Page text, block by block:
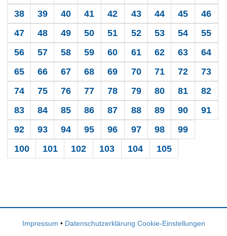
38
39 40 41 42 43 44 45
46
47
48 49 50 51 52 53 54
55
56
57 58 59 60 61 62 63
64
65
66 67 68 69 70 71 72
73
74
75 76 77 78 79 80 81
82
83
84 85 86 87 88 89 90
91
92
93 94 95 96 97 98
99
100
101 102 103 104 105
Impressum • Datenschutzerklärung Cookie-Einstellungen